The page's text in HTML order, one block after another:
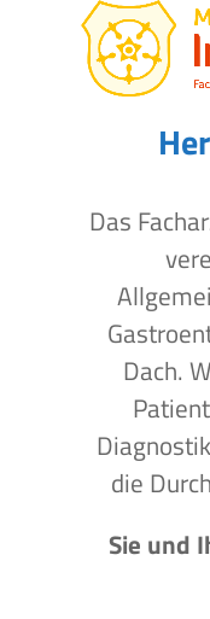
Open
mobile
menu
Close
mobile
menu
Das
Dach.
die
Sie und